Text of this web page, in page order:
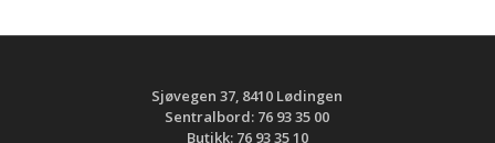
Sjøvegen 37, 8410 Lødingen
Sentralbord: 76 93 35 00
Butikk: 76 93 35 10